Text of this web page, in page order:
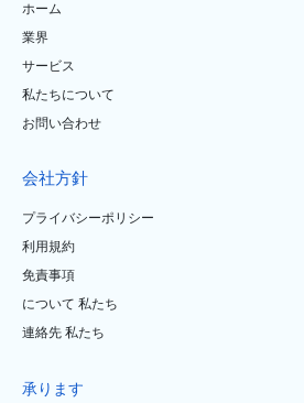
ホーム
業界
サービス
私たちについて
お問い合わせ
会社方針
プライバシーポリシー
利用規約
免責事項
について 私たち
連絡先 私たち
承ります